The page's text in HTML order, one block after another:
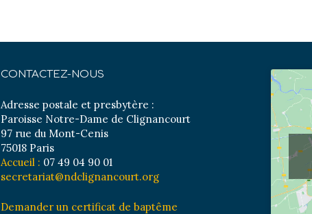
CONTACTEZ-NOUS
Adresse postale et presbytère :
Paroisse Notre-Dame de Clignancourt
97 rue du Mont-Cenis
75018 Paris
Accueil : 07 49 04 90 01
secretariat@ndclignancourt.org
Demander un certificat de baptême